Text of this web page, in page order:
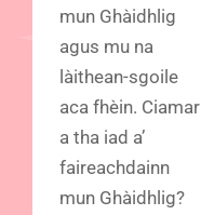
mun Ghàidhlig
agus mu na
làithean-sgoile
aca fhèin. Ciamar
a tha iad a’
faireachdainn
mun Ghàidhlig?